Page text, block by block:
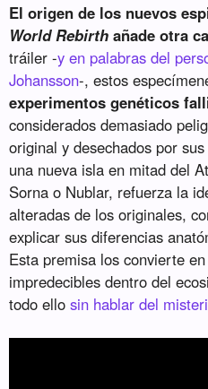
El origen de los nuevos
World Rebirth añade otra
tráiler -y en palabras del
Johansson-, estos
experimentos genéticos
considerados demasiado
original y desechados por
una nueva isla en mitad del
Sorna o Nublar, refuerza la
alteradas de los originales,
explicar sus diferencias
Esta premisa los convierte
impredecibles dentro del
todo ellosin hablar del